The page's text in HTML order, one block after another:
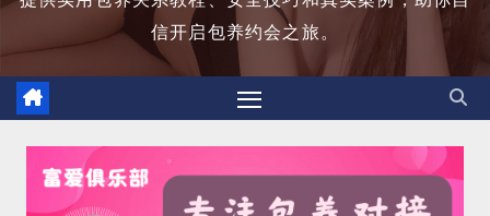
信开启包养约会之旅。